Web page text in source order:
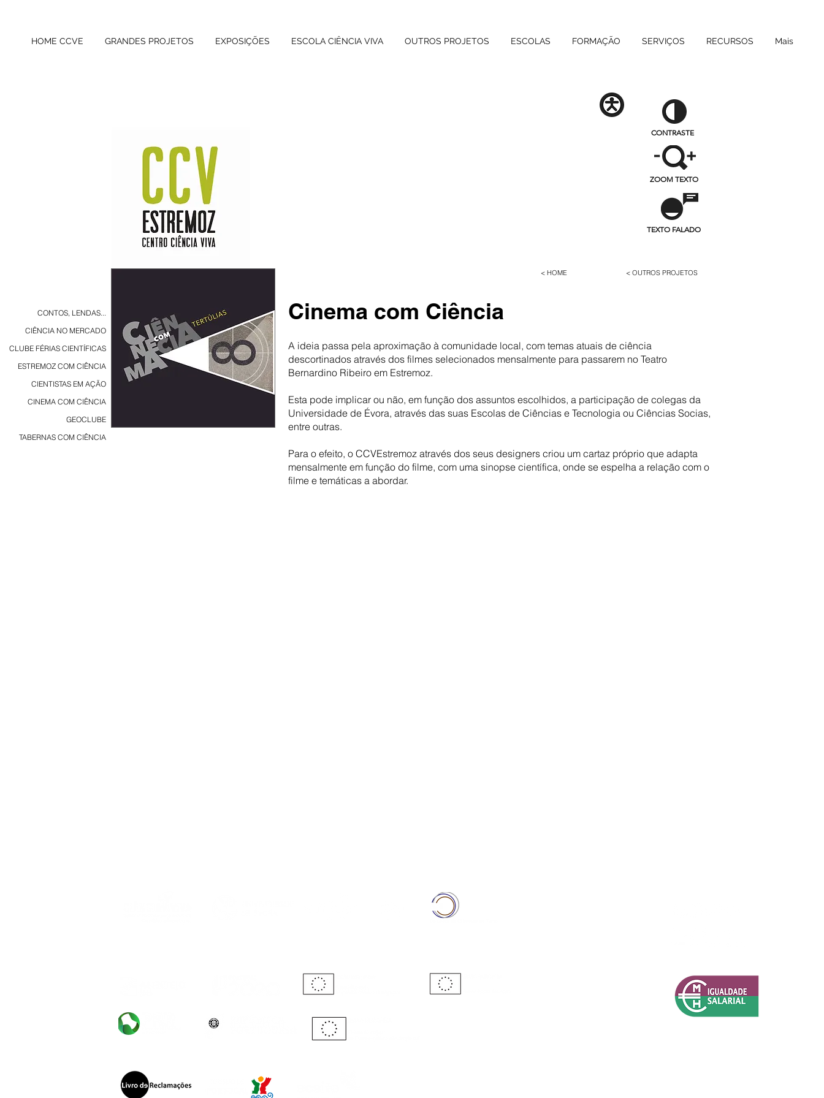
HOME CCVE GRANDES PROJETOS EXPOSIÇÕES ESCOLA CIÊNCIA VIVA OUTROS PROJETOS ESCOLAS FORMAÇÃO SERVIÇOS RECURSOS Mais
CONTRASTE
ZOOM TEXTO
TEXTO FALADO
CONTOS, LENDAS...
CIÊNCIA NO MERCADO
CLUBE FÉRIAS CIENTÍFICAS
ESTREMOZ COM CIÊNCIA
CIENTISTAS EM AÇÃO
CINEMA COM CIÊNCIA
GEOCLUBE
TABERNAS COM CIÊNCIA
Cinema com Ciência
A ideia passa pela aproximação à comunidade local, com temas atuais de ciência
descortinados através dos filmes selecionados mensalmente para passarem no Teatro
Bernardino Ribeiro em Estremoz.
Esta pode implicar ou não, em função dos assuntos escolhidos, a participação de colegas da
Universidade de Évora, através das suas Escolas de Ciências e Tecnologia ou Ciências Socias,
entre outras.
Para o efeito, o CCVEstremoz através dos seus designers criou um cartaz próprio que adapta
mensalmente em função do filme, com uma sinopse científica, onde se espelha a relação com o
filme e temáticas a abordar.
< HOME < OUTROS PROJETOS